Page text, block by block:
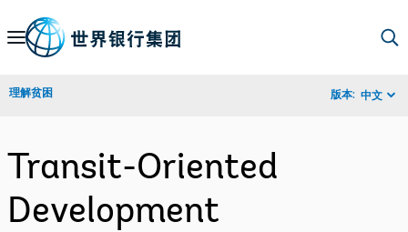
Skip
Navigation
理解贫困 版本: 中文
Transit-Oriented
Development